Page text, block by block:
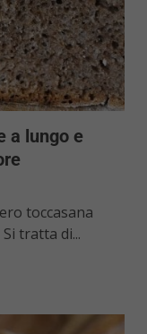
a lungo e
toccasana
tratta di...